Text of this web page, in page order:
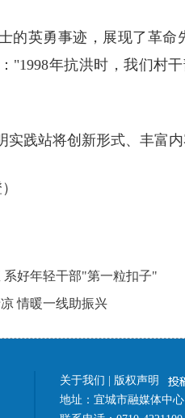
的英勇事迹，展现了革
"1998年抗洪时，我们
践站将创新形式、丰富
系好年轻干部"第一粒扣子"
情暖一线助振兴
关于我们
版权声明
地址：宜城市融媒体中